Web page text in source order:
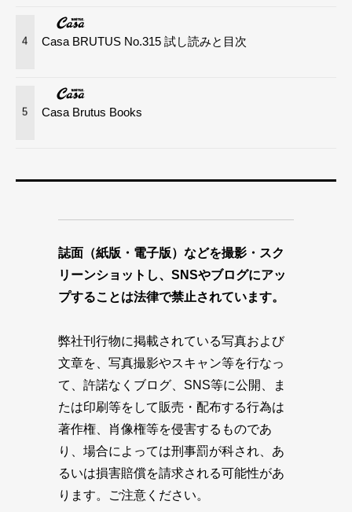
4 Casa BRUTUS No.315 試し読みと目次
5 Casa Brutus Books
誌面（紙版・電子版）などを撮影・スク
リーンショットし、SNSやブログにアッ
プすることは法律で禁止されています。
弊社刊行物に掲載されている写真および
文章を、写真撮影やスキャン等を行なっ
て、許諾なくブログ、SNS等に公開、ま
たは印刷等をして販売・配布する行為は
著作権、肖像権等を侵害するものであ
り、場合によっては刑事罰が科され、あ
るいは損害賠償を請求される可能性があ
ります。ご注意ください。